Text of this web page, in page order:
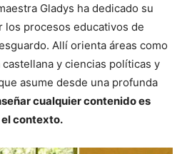
Gladys ha dedicado su
los procesos educativos de
Allí orienta áreas como
y ciencias políticas y
asume desde una profunda
cualquier contenido es
contexto.